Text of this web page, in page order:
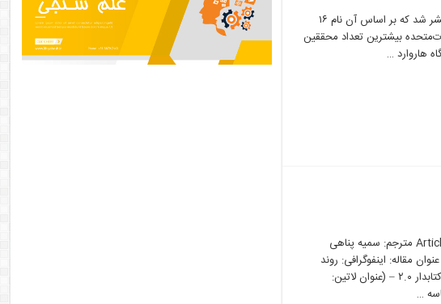
لیست برترین پژوهشگران پر استناد دنیا در سال ۲۰۱۸ بر پایه اطلاعات سال ۲۰۱۷ منتشر شد که بر اساس آن نام ۱۶
ایالات‌متحده بیشترین تعداد محققین
هاروارد …
برای دانلود فایل PDF اینفوگرافی اینجا کلیک کنید. منبع: Article Sharing Infographic مترجم: سمیه پناهی
مقاله: اینفوگرافی: روند
اشتراک گذاری مقاله بر اساس نسخه های مختلف آن طی فرآیند چاپ عنوان مجله: کتابدار ۲.۰ – (عنوان لاتین: